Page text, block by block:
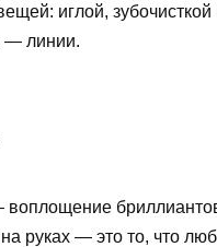
иглой,
— линии.
руках — это то, что